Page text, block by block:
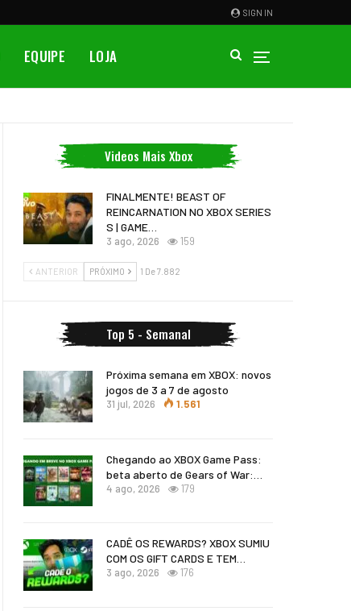
SIGN IN
EQUIPE LOJA
Videos Mais Xbox
FINALMENTE! BEAST OF
REINCARNATION NO XBOX SERIES
S | GAME…
3 ago, 2026 159
ANTERIOR PRÓXIMO 1 De 7.882
Top 5 - Semanal
Próxima semana em XBOX: novos
jogos de 3 a 7 de agosto
31 jul, 2026 1.561
Chegando ao XBOX Game Pass:
beta aberto de Gears of War:…
4 ago, 2026 179
CADÊ OS REWARDS? XBOX SUMIU
COM OS GIFT CARDS E TEM…
3 ago, 2026 176